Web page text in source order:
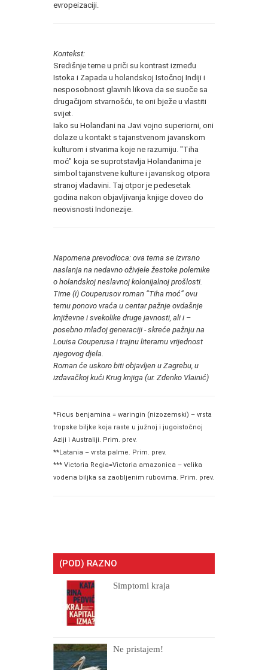
evropeizaciji.
Kontekst:
Središnje teme u priči su kontrast između
Istoka i Zapada u holandskoj Istočnoj Indiji i
nesposobnost glavnih likova da se suoče sa
drugačijom stvarnošću, te oni bježe u vlastiti
svijet.
Iako su Holanđani na Javi vojno superiorni, oni
dolaze u kontakt s tajanstvenom javanskom
kulturom i stvarima koje ne razumiju. "Tiha
moć" koja se suprotstavlja Holanđanima je
simbol tajanstvene kulture i javanskog otpora
stranoj vladavini. Taj otpor je pedesetak
godina nakon objavljivanja knjige doveo do
neovisnosti Indonezije.
Napomena prevodioca: ova tema se izvrsno
naslanja na nedavno oživjele žestoke polemike
o holandskoj neslavnoj kolonijalnoj prošlosti.
Time (i) Couperusov roman “Tiha moć” ovu
temu ponovo vraća u centar pažnje ovdašnje
književne i svekolike druge javnosti, ali i –
posebno mlađoj generaciji - skreće pažnju na
Louisa Couperusa i trajnu literarnu vrijednost
njegovog djela.
Roman će uskoro biti objavljen u Zagrebu, u
izdavačkoj kući Krug knjiga (ur. Zdenko Vlainić)
*Ficus benjamina = waringin (nizozemski) – vrsta
tropske biljke koja raste u južnoj i jugoistočnoj
Aziji i Australiji. Prim. prev.
**Latania – vrsta palme. Prim. prev.
*** Victoria Regia=Victoria amazonica – velika
vodena biljka sa zaobljenim rubovima. Prim. prev.
(POD) RAZNO
Simptomi kraja
Ne pristajem!